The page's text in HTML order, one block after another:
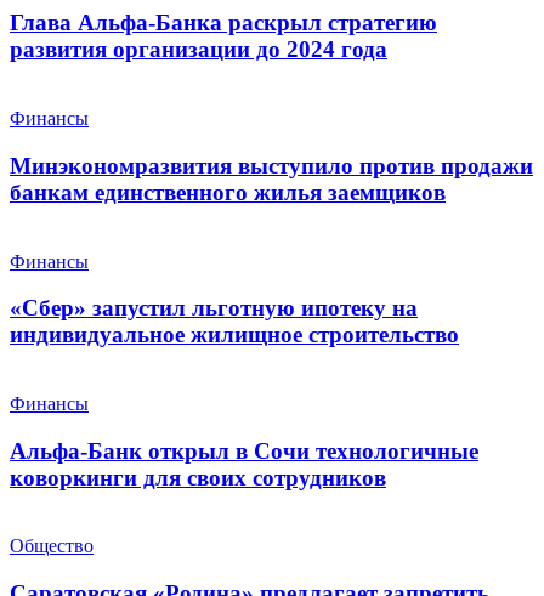
Глава Альфа-Банка раскрыл стратегию
развития организации до 2024 года
Финансы
Минэкономразвития выступило против продажи
банкам единственного жилья заемщиков
Финансы
«Сбер» запустил льготную ипотеку на
индивидуальное жилищное строительство
Финансы
Альфа-Банк открыл в Сочи технологичные
коворкинги для своих сотрудников
Общество